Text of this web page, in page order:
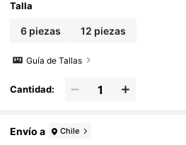
Talla
6 piezas 12 piezas
Guía de Tallas
Cantidad:
Envío a Chile